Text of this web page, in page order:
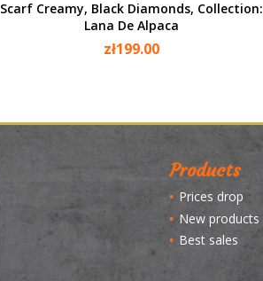
Scarf Creamy, Black Diamonds, Collection:
Lana De Alpaca
zł199.00
Quick view
Products
Prices drop
New products
Best sales